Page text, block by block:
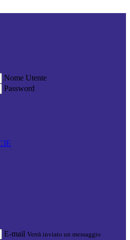
Nome Utente
Password
E-mail Verrà inviato un messaggio